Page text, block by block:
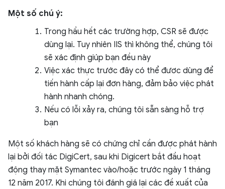
Một số chú ý:
Trong hầu hết các trường hợp, CSR sẽ được
dùng lại. Tuy nhiên IIS thì không thể, chúng tôi
sẽ xác định giúp bạn đều này
Việc xác thực trước đây có thể đươc dùng để
tiến hành cấp lại đơn hàng, đảm bảo việc phát
hành nhanh chóng.
Nếu có lỗi xảy ra, chúng tôi sẵn sàng hỗ trợ
bạn
Một số khách hàng sẽ có chứng chỉ cần được phát hành
lại bởi đối tác DigiCert, sau khi Digicert bắt đầu hoạt
động thay mặt Symantec vào/hoặc trước ngày 1 tháng
12 năm 2017. Khi chúng tôi đánh giá lại các đề xuất của